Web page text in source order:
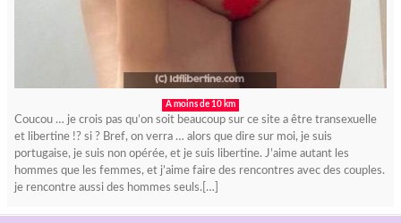
A moins de 10 km
Coucou … je crois pas qu’on soit beaucoup sur ce site a être transexuelle
et libertine !? si ? Bref, on verra … alors que dire sur moi, je suis
portugaise, je suis non opérée, et je suis libertine. J’aime autant les
hommes que les femmes, et j’aime faire des rencontres avec des couples.
je rencontre aussi des hommes seuls.[…]